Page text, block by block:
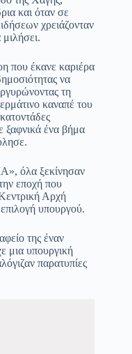
και όταν σε
χρειάζονταν
που έκανε καριέρα
να
τη
καναπέ του
ξαφνικά ένα βήμα
όλα ξεκίνησαν
εποχή που
Αρχή
υπουργού.
της έναν
μια υπουργική
παρατυπίες